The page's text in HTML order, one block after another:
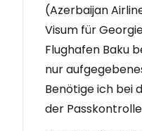
(Azerbaijan
Visum für
Flughafen Baku
nur
Benötige ich bei
der